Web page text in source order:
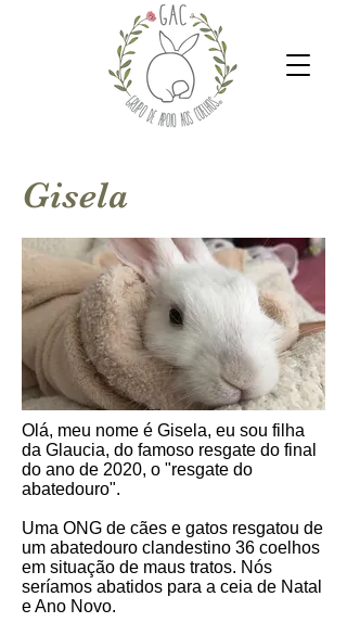
Gisela
Olá, meu nome é Gisela, eu sou filha
da Glaucia, do famoso resgate do final
do ano de 2020, o "resgate do
abatedouro".
Uma ONG de cães e gatos resgatou de
um abatedouro clandestino 36 coelhos
em situação de maus tratos. Nós
seríamos abatidos para a ceia de Natal
e Ano Novo.